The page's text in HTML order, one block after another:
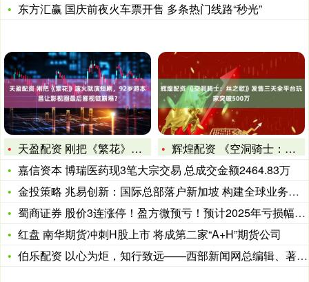
东方汇赢 国庆前夜火车票开售 多条热门线路“秒光”
天盈配资 刚把《繁花》演火就演短剧，92岁游本昌让影视圈最后
辉煌配资 《空洞骑士：丝之歌》发售三天全平台玩家突破500万
嘉信资本 博瑞医药现3笔大宗交易 总成交金额2464.83万
金投策略 兆易创新：国际总部落户新加坡 构建全球业务协同新枢
蜀商证券 股价3连涨停！盈方微预亏！预计2025年亏损幅度可
红盘 南华期货冲刺H股上市 将成第二家“A+H”期货公司
伯乐配资 以心为炬，知行致远——西部新闻网总编辑、著名文化学